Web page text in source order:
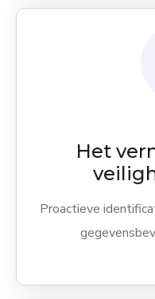
Het
Proactieve